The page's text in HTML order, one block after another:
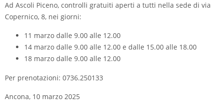
Ad Ascoli Piceno, controlli gratuiti aperti a tutti nella sede di via
Copernico, 8, nei giorni:
11 marzo dalle 9.00 alle 12.00
14 marzo dalle 9.00 alle 12.00 e dalle 15.00 alle 18.00
18 marzo dalle 9.00 alle 12.00
Per prenotazioni: 0736.250133
Ancona, 10 marzo 2025